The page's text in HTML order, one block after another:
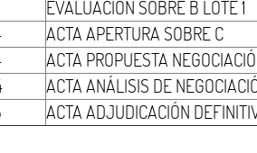
EVALUACIÓN SOBRE B LOTE 1
ACTA APERTURA SOBRE C
ACTA PROPUESTA
ACTA ANÁLISIS DE
ACTA ADJUDICACIÓN